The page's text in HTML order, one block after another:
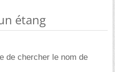
étang
de chercher le nom de